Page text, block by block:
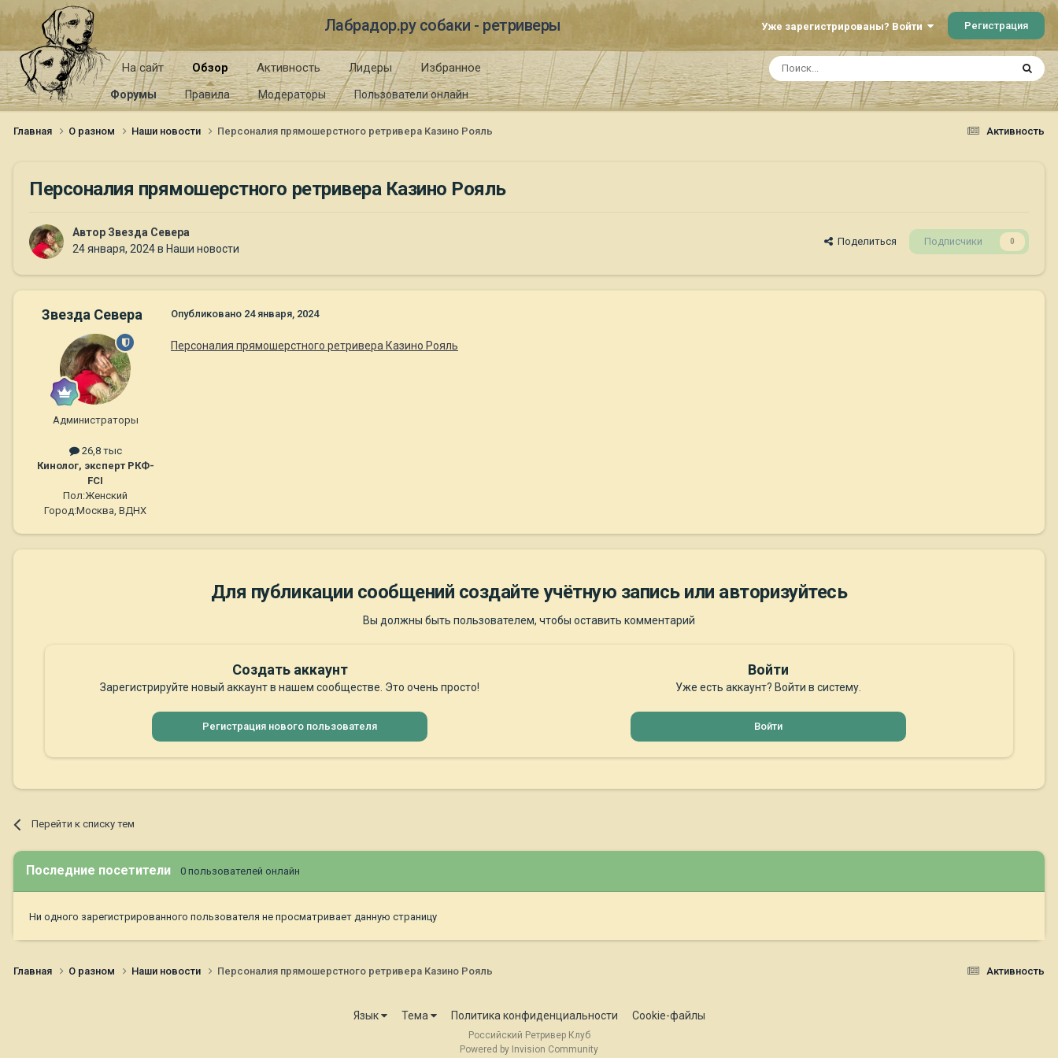
Лабрадор.ру собаки - ретриверы Уже зарегистрированы? Войти Регистрация
На сайт Обзор
Форумы Правила Модераторы Пользователи онлайн
Активность Лидеры Избранное
Активность
Главная О разном Наши новости Персоналия прямошерстного ретривера Казино Рояль
Персоналия прямошерстного ретривера Казино Рояль
Автор Звезда Севера
24 января, 2024в Наши новости
Поделиться Подписчики 0
Звезда Севера
Администраторы
26,8 тыс
Кинолог, эксперт РКФ-
FCI
Пол:Женский
Город:Москва, ВДНХ
Опубликовано 24 января, 2024
Персоналия прямошерстного ретривера Казино Рояль
Для публикации сообщений создайте учётную запись или авторизуйтесь
Вы должны быть пользователем, чтобы оставить комментарий
Создать аккаунт
Зарегистрируйте новый аккаунт в нашем сообществе. Это очень просто!
Регистрация нового пользователя
Войти
Уже есть аккаунт? Войти в систему.
Войти
Перейти к списку тем
Последние посетители 0 пользователей онлайн
Ни одного зарегистрированного пользователя не просматривает данную страницу
Активность
Главная О разном Наши новости Персоналия прямошерстного ретривера Казино Рояль
Язык Тема Политика конфиденциальности Cookie-файлы
Российский Ретривер Клуб
Powered by Invision Community